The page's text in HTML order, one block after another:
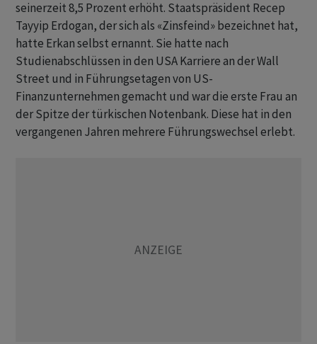
seinerzeit 8,5 Prozent erhöht. Staatspräsident Recep
Tayyip Erdogan, der sich als «Zinsfeind» bezeichnet hat,
hatte Erkan selbst ernannt. Sie hatte nach
Studienabschlüssen in den USA Karriere an der Wall
Street und in Führungsetagen von US-
Finanzunternehmen gemacht und war die erste Frau an
der Spitze der türkischen Notenbank. Diese hat in den
vergangenen Jahren mehrere Führungswechsel erlebt.